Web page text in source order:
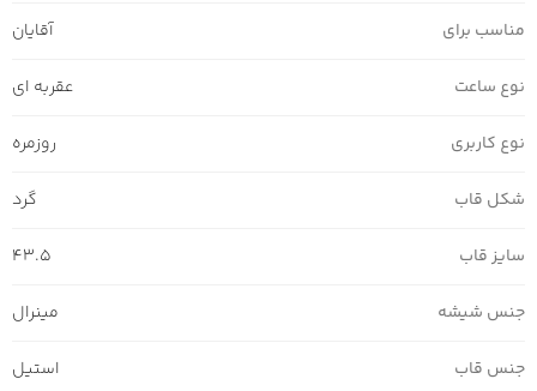
مناسب برای آقایان
نوع ساعت عقربه ای
نوع کاربری روزمره
شکل قاب گرد
سایز قاب 43.5
جنس شیشه مینرال
جنس قاب استیل